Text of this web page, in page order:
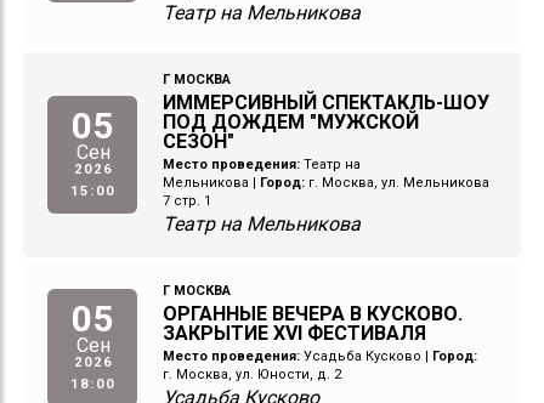
Театр на Мельникова
05
Сен
2026
15:00
Г МОСКВА
ИММЕРСИВНЫЙ СПЕКТАКЛЬ-ШОУ
ПОД ДОЖДЕМ "МУЖСКОЙ
СЕЗОН"
Место проведения: Театр на
Мельникова
Город: г. Москва, ул. Мельникова
7 стр. 1
Театр на Мельникова
05
Сен
2026
18:00
Г МОСКВА
ОРГАННЫЕ ВЕЧЕРА В КУСКОВО.
ЗАКРЫТИЕ XVI ФЕСТИВАЛЯ
Место проведения: Усадьба Кусково
Город:
г. Москва, ул. Юности, д. 2
Усадьба Кусково